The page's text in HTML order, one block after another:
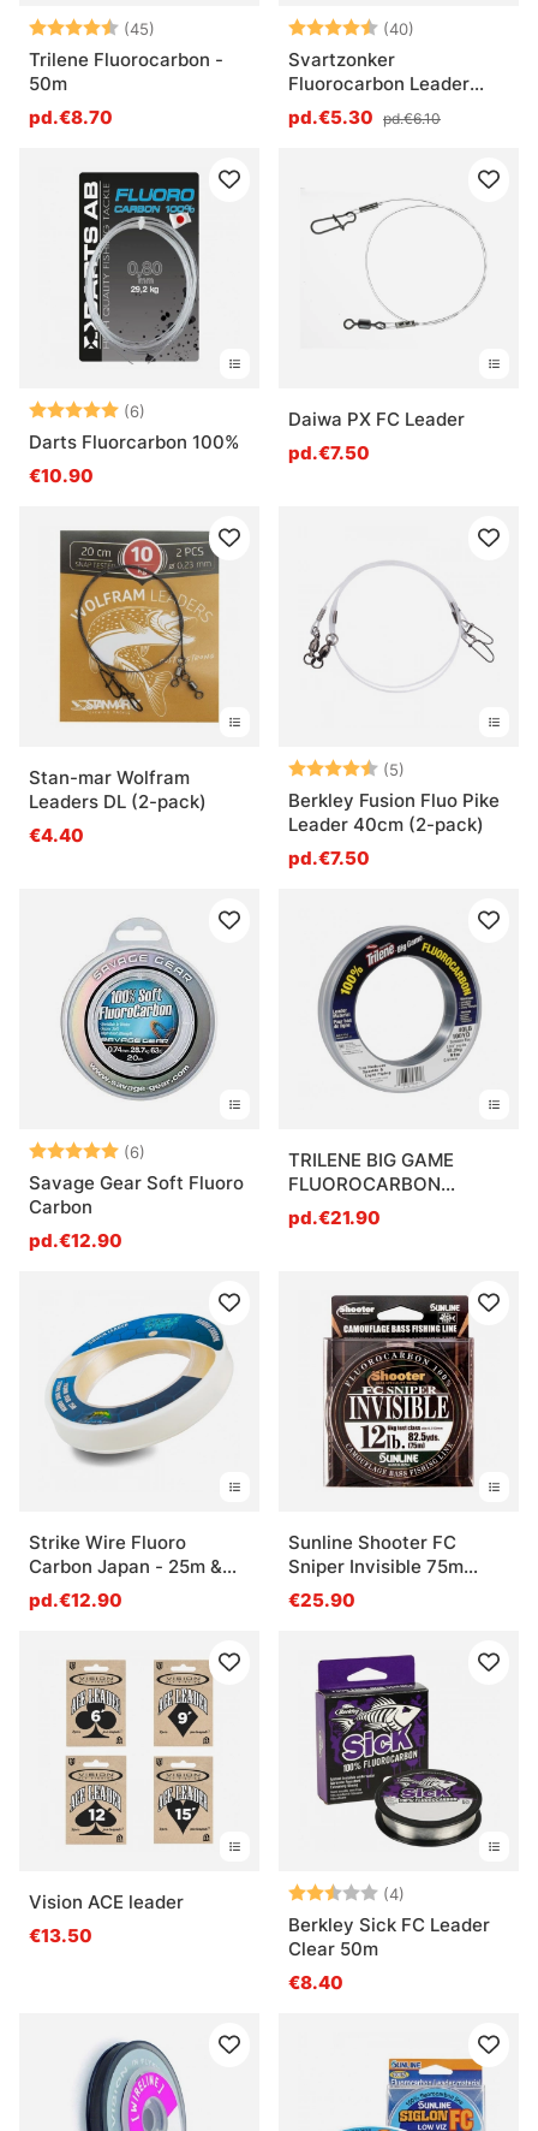
Note: (45)
4.6 sur 5 étoiles
Trilene Fluorocarbon -
50m
pd.€8.70
Note: (40)
Svartzonker
Fluorocarbon Leader
40cm 2-pack
pd.€5.30 pd.€6.10
Note: (6)
Darts Fluorcarbon 100%
€10.90
Daiwa PX FC Leader
pd.€7.50
Stan-mar Wolfram
Leaders DL (2-pack)
€4.40
Note: (5)
Berkley Fusion Fluo Pike
Leader 40cm (2-pack)
pd.€7.50
Note: (6)
Savage Gear Soft Fluoro
Carbon
pd.€12.90
TRILENE BIG GAME
FLUOROCARBON
LEADERS
pd.€21.90
Strike Wire Fluoro
Carbon Japan - 25m &
50m
pd.€12.90
Sunline Shooter FC
Sniper Invisible 75m
Multi Color
€25.90
Vision ACE leader
€13.50
Note: (4)
Berkley Sick FC Leader
Clear 50m
€8.40